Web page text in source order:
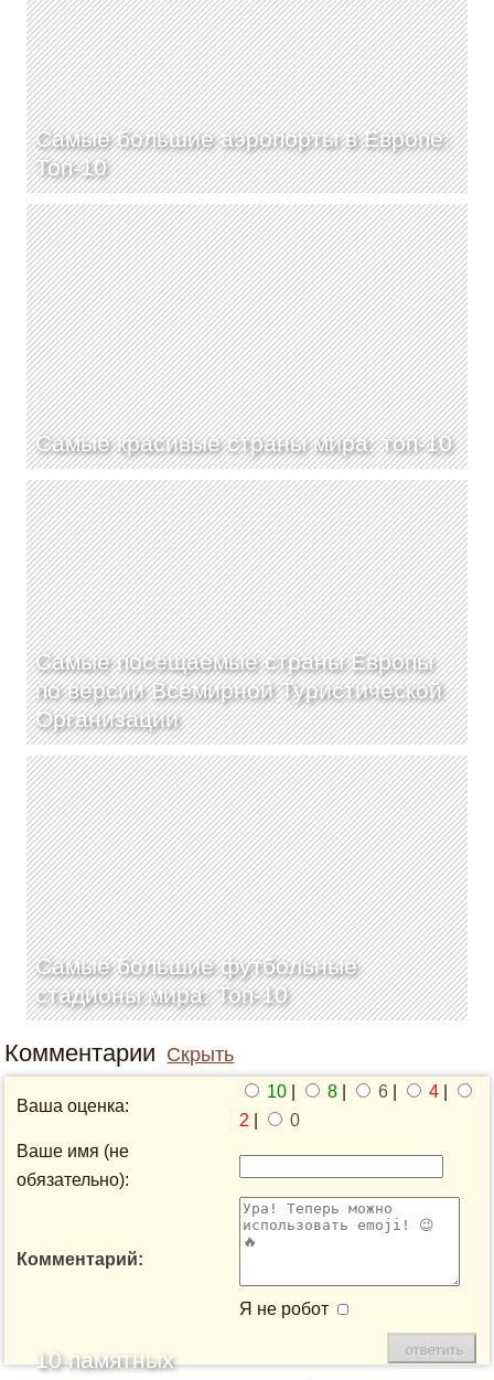
Самые большие аэропорты в Европе:
Топ-10
Самые красивые страны мира: топ-10
Самые посещаемые страны Европы
по версии Всемирной Туристической
Организации
Самые большие футбольные
стадионы мира: Топ-10
Комментарии Скрыть
Ваша оценка:
10 8 6 4
2
0
Ваше имя (не
обязательно):
Комментарий:
Я не робот
10 памятных